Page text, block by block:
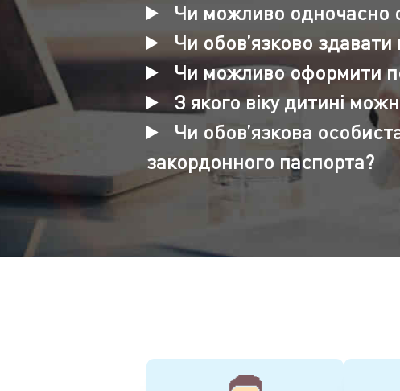
Чи можливо одночасно
Чи обов’язково
Чи можливо оформити
З якого віку дитині
Чи обов’язкова
закордонного паспорта?